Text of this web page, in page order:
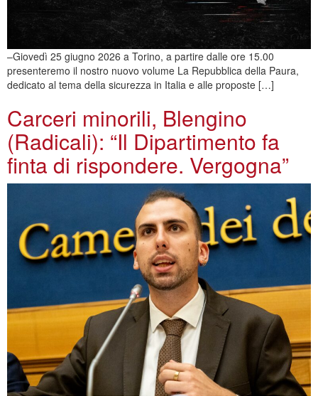
–Giovedì 25 giugno 2026 a Torino, a partire dalle ore 15.00
presenteremo il nostro nuovo volume La Repubblica della Paura,
dedicato al tema della sicurezza in Italia e alle proposte […]
Carceri minorili, Blengino
(Radicali): “Il Dipartimento fa
finta di rispondere. Vergogna”